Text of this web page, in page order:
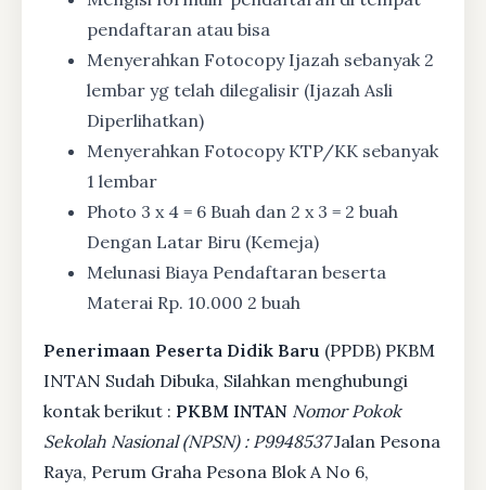
pendaftaran atau bisa
Menyerahkan Fotocopy Ijazah sebanyak 2
lembar yg telah dilegalisir (Ijazah Asli
Diperlihatkan)
Menyerahkan Fotocopy KTP/KK sebanyak
1 lembar
Photo 3 x 4 = 6 Buah dan 2 x 3 = 2 buah
Dengan Latar Biru (Kemeja)
Melunasi Biaya Pendaftaran beserta
Materai Rp. 10.000 2 buah
Penerimaan Peserta Didik Baru (PPDB) PKBM
INTAN Sudah Dibuka, Silahkan menghubungi
kontak berikut : PKBM INTAN Nomor Pokok
Sekolah Nasional (NPSN) : P9948537Jalan Pesona
Raya, Perum Graha Pesona Blok A No 6,